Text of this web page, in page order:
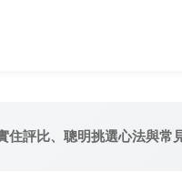
住評比、聰明挑選心法與常